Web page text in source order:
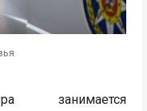
занимается